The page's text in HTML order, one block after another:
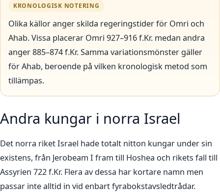
KRONOLOGISK NOTERING
Olika källor anger skilda regeringstider för Omri och
Ahab. Vissa placerar Omri 927–916 f.Kr. medan andra
anger 885–874 f.Kr. Samma variationsmönster gäller
för Ahab, beroende på vilken kronologisk metod som
tillämpas.
Andra kungar i norra Israel
Det norra riket Israel hade totalt nitton kungar under sin
existens, från Jerobeam I fram till Hoshea och rikets fall till
Assyrien 722 f.Kr. Flera av dessa har kortare namn men
passar inte alltid in vid enbart fyrabokstavsledtrådar.